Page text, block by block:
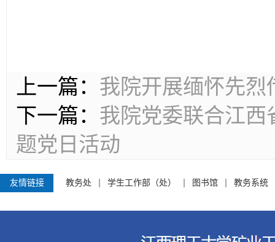
上一篇： 我院开展缅怀先烈
下一篇： 我院党委联合江西
题党日活动
友情链接 教务处 学生工作部（处） 图书馆 教务系统